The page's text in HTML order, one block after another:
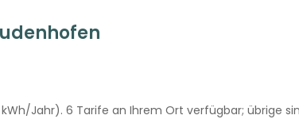
kWh/Jahr). 6 Tarife an Ihrem Ort verfügbar; übrige